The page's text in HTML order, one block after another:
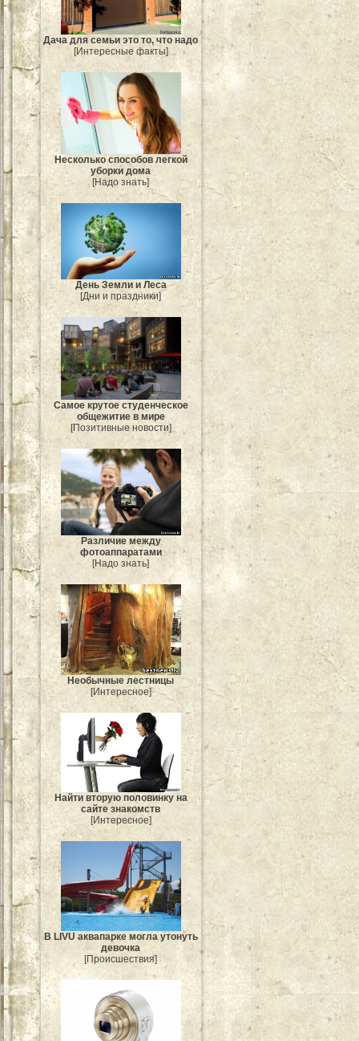
Дача для семьи это то, что надо
[Интересные факты]
Несколько способов легкой
уборки дома
[Надо знать]
День Земли и Леса
[Дни и праздники]
Самое крутое студенческое
общежитие в мире
[Позитивные новости]
Различие между
фотоаппаратами
[Надо знать]
Необычные лестницы
[Интересное]
Найти вторую половинку на
сайте знакомств
[Интересное]
В LIVU аквапарке могла утонуть
девочка
[Происшествия]